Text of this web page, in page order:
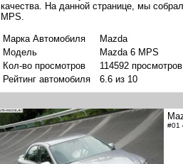
качества. На данной странице, мы
MPS.
Марка Автомобиля
Mazda
Модель
Mazda 6 MPS
Кол-во просмотров
114592 просмотров
Рейтинг автомобиля
6.6 из 10
#01